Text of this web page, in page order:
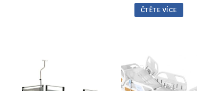
ČTĚTE VÍCE